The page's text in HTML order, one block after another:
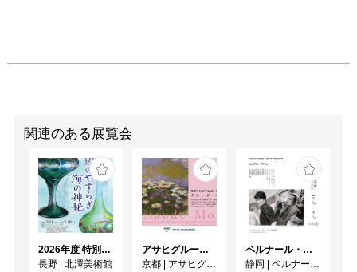
奈川）
2010　グループ展　魚展 （東京）
2011　グループ展　ある僕の矛盾 （名古屋）
2011　グループ展　目黒アートフェスティバル （東京）
[受賞歴]
POST CARD CONTEST 第一回 最優秀賞
関連のある展覧会
2026年度 特別展「ガレとドーム、アール･ヌーヴォーのガラス 水辺のやすらぎ、海の神秘」
長野 | 北澤美術館
アサヒグループ大山崎山荘美術館 開館30周年記念展「没後100年 クロード・モネ」
京都 | アサヒグループ大山崎山荘美術館
ベルナール・ビュフェと写真 ーカメラがとらえたビュフェとその時代、そして21 世紀へ
静岡 | ベルナール・ビュフェ美術館